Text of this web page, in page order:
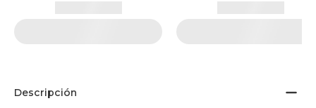
Descripción